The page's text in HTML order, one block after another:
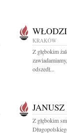
KRAKÓW
Z głębokim
odszedł...
Z głębokim